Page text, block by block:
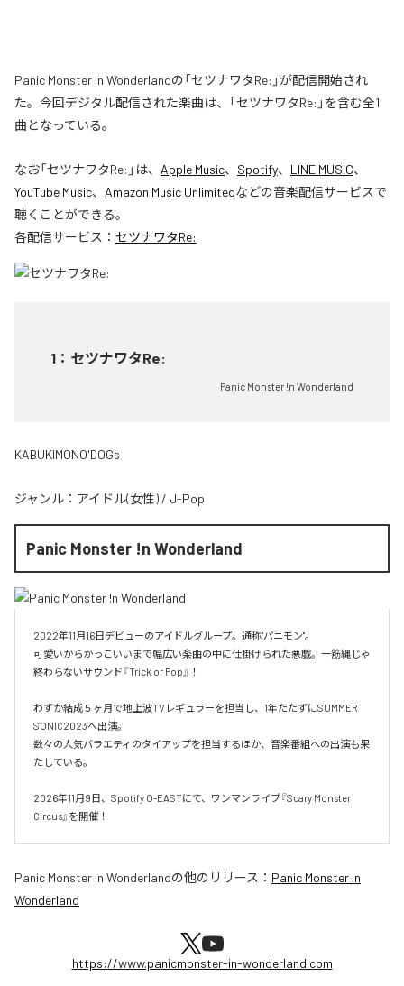
Panic Monster !n Wonderlandの「セツナワタRe:」が配信開始され
た。今回デジタル配信された楽曲は、「セツナワタRe:」を含む全1
曲となっている。
なお「セツナワタRe: 」は、 Apple Music、 Spotify、 LINE MUSIC、
YouTube Music、 Amazon Music Unlimitedなどの音楽配信サービスで
聴くことができる。
各配信サービス： セツナワタRe:
1 ： セツナワタRe:
Panic Monster !n Wonderland
KABUKIMONO'DOGs
ジャンル： アイドル(女性) / J-Pop
Panic Monster !n Wonderland
2022年11月16日デビューのアイドルグループ。通称"パニモン"。
可愛いからかっこいいまで幅広い楽曲の中に仕掛けられた悪戯。一筋縄じゃ
終わらないサウンド『Trick or Pop』！
わずか結成５ヶ月で地上波TVレギュラーを担当し、1年たたずにSUMMER
SONIC2023へ出演。
数々の人気バラエティのタイアップを担当するほか、音楽番組への出演も果
たしている。
2026年11月9日、Spotify O-EASTにて、ワンマンライブ『Scary Monster
Circus』を開催！
Panic Monster !n Wonderlandの他のリリース： Panic Monster !n
Wonderland
https://www.panicmonster-in-wonderland.com